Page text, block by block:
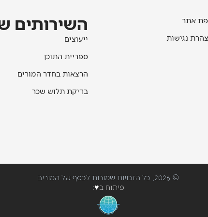
אתר
נגישות
השירותים
ייעוצים
ספריית התוכן
הרצאות בחדר המורים
בדיקת תלוש שכר
© 2026, כל הזכויות שמורות לכסף של המורים
פיתוח ב♥: